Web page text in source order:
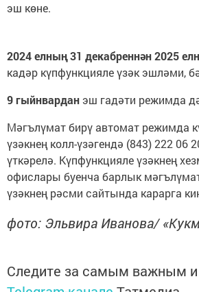
эш көне.
2024 елның 31 декабреннән 2025
кадәр күпфункцияле үзәк эшләми,
9 гыйнвардан эш гадәти режимда
Мәгълүмат бирү автомат режимда
үзәкнең колл-үзәгендә (843) 222 06
үткәрелә. Күпфункцияле үзәкнең
офислары буенча барлык
үзәкнең рәсми сайтында карарга
фото: Эльвира Иванова/
Следите за самым важным